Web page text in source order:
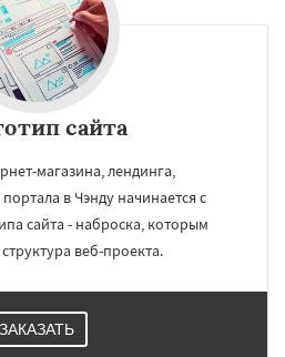
сайта
магазина, лендинга,
в Чэнду начинается с
сайта - наброска, которым
веб-проекта.
ЗАКАЗАТЬ